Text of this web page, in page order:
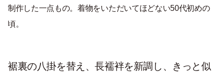
制作した一点もの。着物をいただいてほどない50代初めの
頃。
裾裏の八掛を替え、長襦袢を新調し、きっと似